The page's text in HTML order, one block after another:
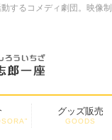
するコメディ劇団。映像制
グッズ販売
GOODS